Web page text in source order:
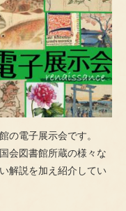
の電子展示会です。
会図書館所蔵の様々な
解説を加え紹介してい